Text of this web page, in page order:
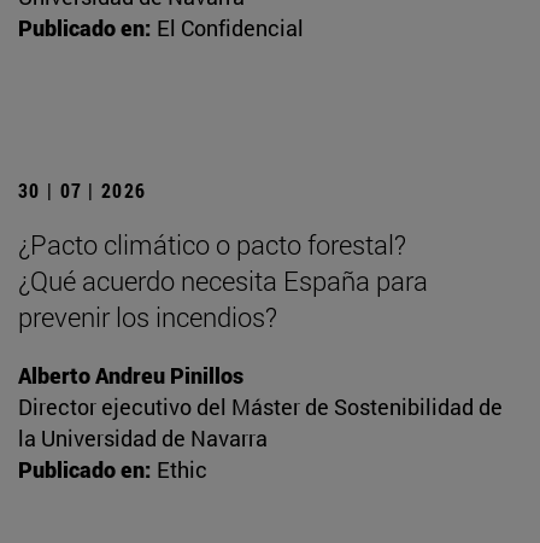
Publicado en: El Confidencial
30 | 07 | 2026
¿Pacto climático o pacto forestal?
¿Qué acuerdo necesita España para
prevenir los incendios?
Alberto Andreu Pinillos
Director ejecutivo del Máster de Sostenibilidad de
la Universidad de Navarra
Publicado en: Ethic